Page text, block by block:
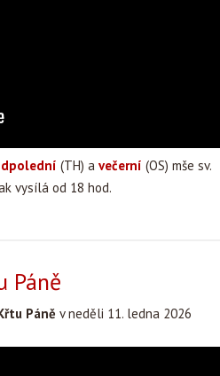
(TH) a večerní (OS) mše sv.
vysílá od 18 hod.
Páně
Páně v neděli 11. ledna 2026